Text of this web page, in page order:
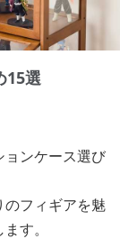
15選
ョンケース選び
のフィギアを魅
す。